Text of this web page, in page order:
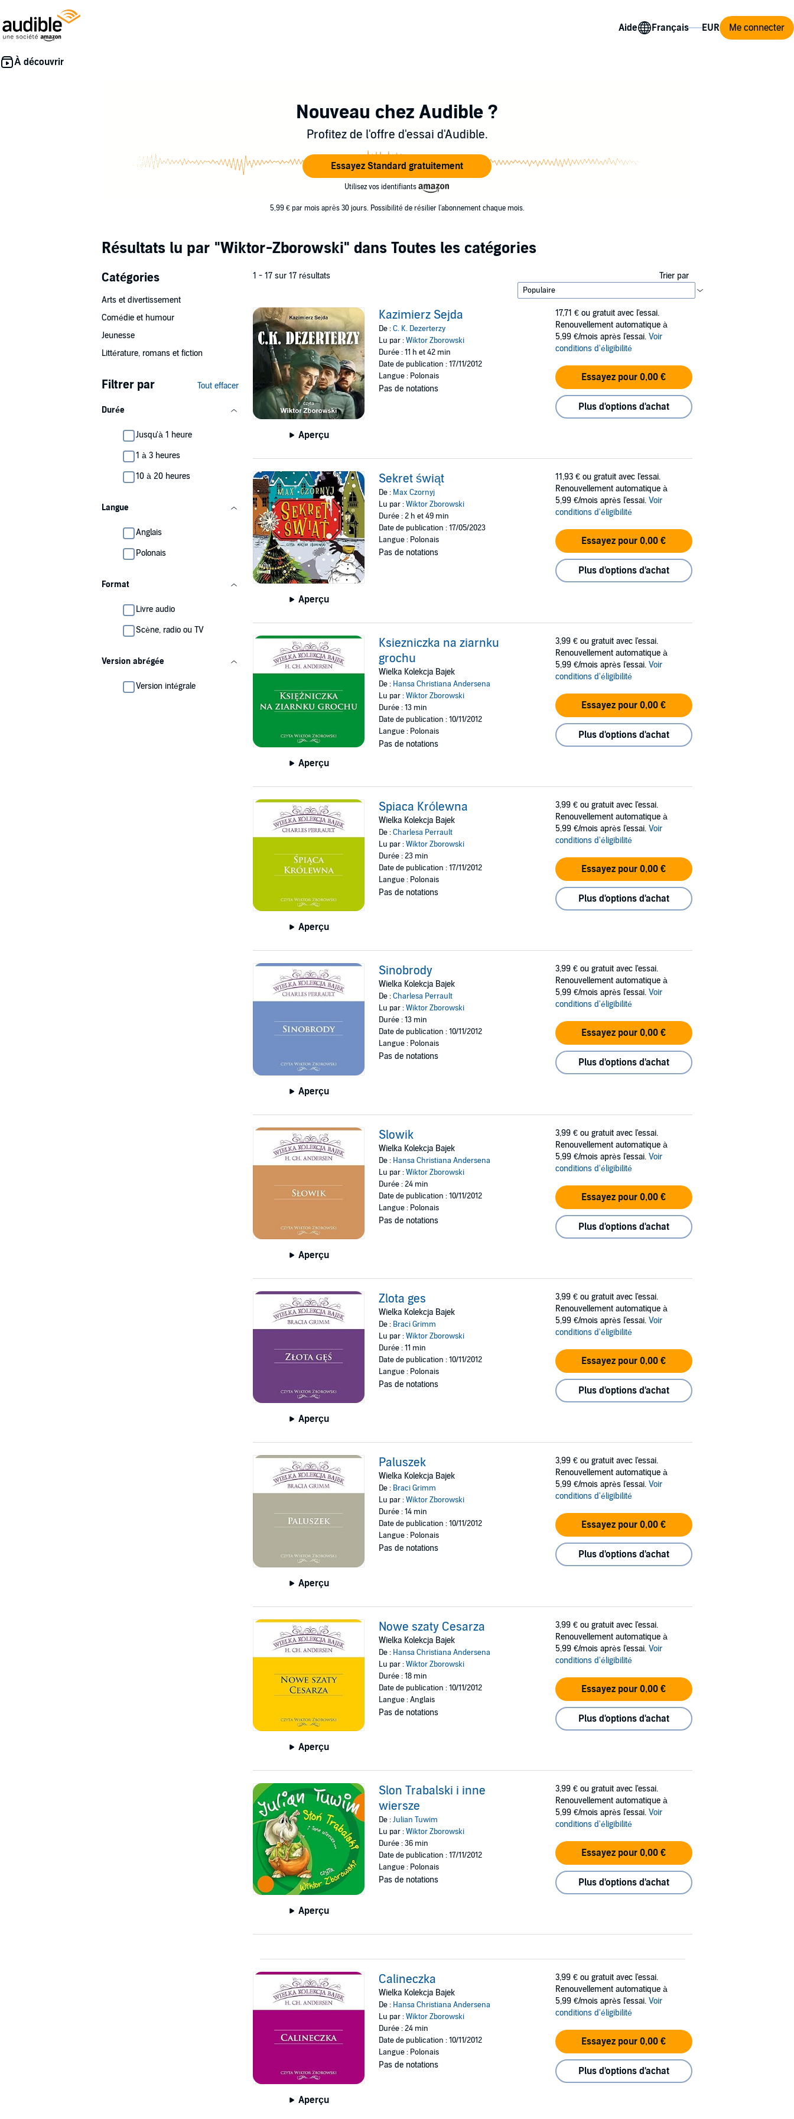
Aide Me connecter
Nouveau chez Audible ?
Profitez de l'offre d'essai d'Audible.
Essayez Standard gratuitement
Utilisez vos identifiants
5,99 € par mois après 30 jours. Possibilité de résilier l'abonnement chaque mois.
Résultats lu par "Wiktor-Zborowski" dans Toutes les catégories
Catégories
Arts et divertissement
Comédie et humour
Jeunesse
Littérature, romans et fiction
Filtrer par Tout effacer
Durée
Jusqu'à 1 heure
1 à 3 heures
10 à 20 heures
Langue
Anglais
Polonais
Format
Livre audio
Scène, radio ou TV
Version abrégée
Version intégrale
1 - 17 sur 17 résultats Trier par
Aperçu
Kazimierz Sejda
De :C. K. Dezerterzy
Lu par :Wiktor Zborowski
Durée : 11 h et 42 min
Date de publication : 17/11/2012
Langue : Polonais
Pas de notations
17,71 € ou gratuit avec l'essai.
Renouvellement automatique à
5,99 €/mois après l'essai. Voir
conditions d'éligibilité
Essayez pour 0,00 €
Plus d'options d'achat
Aperçu
Sekret świąt
De : Max Czornyj
Lu par :Wiktor Zborowski
Durée : 2 h et 49 min
Date de publication : 17/05/2023
Langue : Polonais
Pas de notations
11,93 € ou gratuit avec l'essai.
Renouvellement automatique à
5,99 €/mois après l'essai. Voir
conditions d'éligibilité
Essayez pour 0,00 €
Plus d'options d'achat
Aperçu
Ksiezniczka na ziarnku
grochu
Wielka Kolekcja Bajek
De : Hansa Christiana Andersena
Lu par :Wiktor Zborowski
Durée : 13 min
Date de publication : 10/11/2012
Langue : Polonais
Pas de notations
3,99 € ou gratuit avec l'essai.
Renouvellement automatique à
5,99 €/mois après l'essai. Voir
conditions d'éligibilité
Essayez pour 0,00 €
Plus d'options d'achat
Aperçu
Spiaca Królewna
Wielka Kolekcja Bajek
De :Charlesa Perrault
Lu par :Wiktor Zborowski
Durée : 23 min
Date de publication : 17/11/2012
Langue : Polonais
Pas de notations
3,99 € ou gratuit avec l'essai.
Renouvellement automatique à
5,99 €/mois après l'essai. Voir
conditions d'éligibilité
Essayez pour 0,00 €
Plus d'options d'achat
Aperçu
Sinobrody
Wielka Kolekcja Bajek
De :Charlesa Perrault
Lu par :Wiktor Zborowski
Durée : 13 min
Date de publication : 10/11/2012
Langue : Polonais
Pas de notations
3,99 € ou gratuit avec l'essai.
Renouvellement automatique à
5,99 €/mois après l'essai. Voir
conditions d'éligibilité
Essayez pour 0,00 €
Plus d'options d'achat
Aperçu
Slowik
Wielka Kolekcja Bajek
De : Hansa Christiana Andersena
Lu par :Wiktor Zborowski
Durée : 24 min
Date de publication : 10/11/2012
Langue : Polonais
Pas de notations
3,99 € ou gratuit avec l'essai.
Renouvellement automatique à
5,99 €/mois après l'essai. Voir
conditions d'éligibilité
Essayez pour 0,00 €
Plus d'options d'achat
Aperçu
Zlota ges
Wielka Kolekcja Bajek
De : Braci Grimm
Lu par :Wiktor Zborowski
Durée : 11 min
Date de publication : 10/11/2012
Langue : Polonais
Pas de notations
3,99 € ou gratuit avec l'essai.
Renouvellement automatique à
5,99 €/mois après l'essai. Voir
conditions d'éligibilité
Essayez pour 0,00 €
Plus d'options d'achat
Aperçu
Paluszek
Wielka Kolekcja Bajek
De : Braci Grimm
Lu par :Wiktor Zborowski
Durée : 14 min
Date de publication : 10/11/2012
Langue : Polonais
Pas de notations
3,99 € ou gratuit avec l'essai.
Renouvellement automatique à
5,99 €/mois après l'essai. Voir
conditions d'éligibilité
Essayez pour 0,00 €
Plus d'options d'achat
Aperçu
Nowe szaty Cesarza
Wielka Kolekcja Bajek
De : Hansa Christiana Andersena
Lu par :Wiktor Zborowski
Durée : 18 min
Date de publication : 10/11/2012
Langue : Anglais
Pas de notations
3,99 € ou gratuit avec l'essai.
Renouvellement automatique à
5,99 €/mois après l'essai. Voir
conditions d'éligibilité
Essayez pour 0,00 €
Plus d'options d'achat
Aperçu
Slon Trabalski i inne
wiersze
De :Julian Tuwim
Lu par :Wiktor Zborowski
Durée : 36 min
Date de publication : 17/11/2012
Langue : Polonais
Pas de notations
3,99 € ou gratuit avec l'essai.
Renouvellement automatique à
5,99 €/mois après l'essai. Voir
conditions d'éligibilité
Essayez pour 0,00 €
Plus d'options d'achat
Aperçu
Calineczka
Wielka Kolekcja Bajek
De : Hansa Christiana Andersena
Lu par :Wiktor Zborowski
Durée : 24 min
Date de publication : 10/11/2012
Langue : Polonais
Pas de notations
3,99 € ou gratuit avec l'essai.
Renouvellement automatique à
5,99 €/mois après l'essai. Voir
conditions d'éligibilité
Essayez pour 0,00 €
Plus d'options d'achat